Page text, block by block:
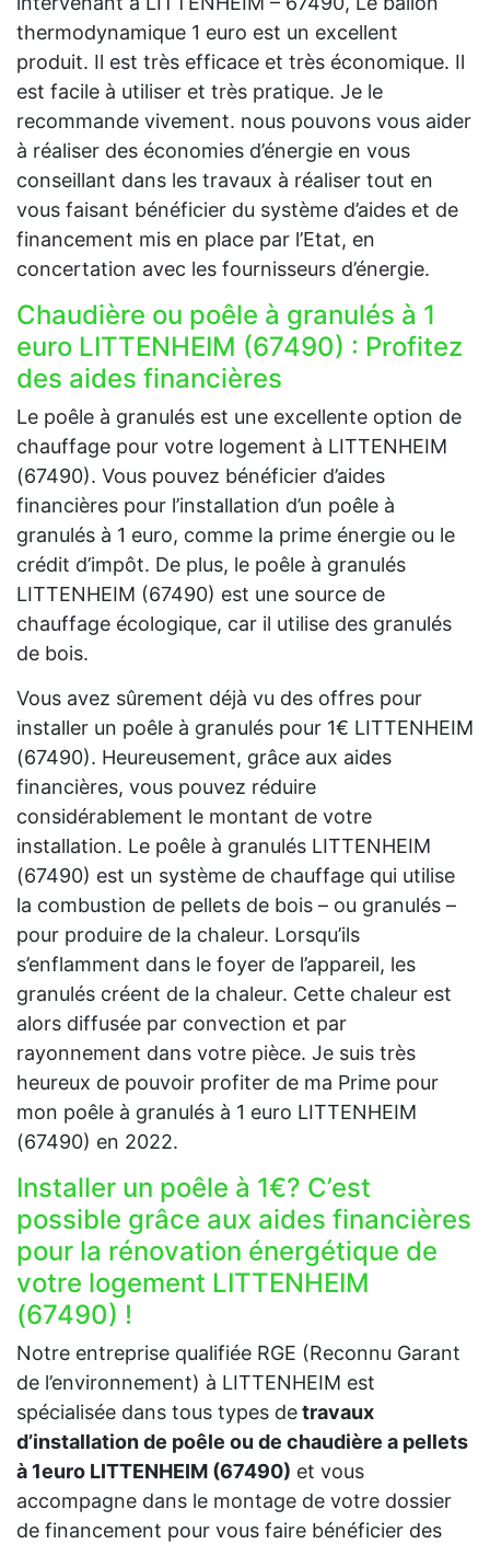
thermodynamique 1 euro est un excellent
produit. Il est très efficace et très économique. Il
est facile à utiliser et très pratique. Je le
recommande vivement. nous pouvons vous aider
à réaliser des économies d’énergie en vous
conseillant dans les travaux à réaliser tout en
vous faisant bénéficier du système d’aides et de
financement mis en place par l’Etat, en
concertation avec les fournisseurs d’énergie.
Chaudière ou poêle à granulés à 1
euro LITTENHEIM (67490) : Profitez
des aides financières
Le poêle à granulés est une excellente option de
chauffage pour votre logement à LITTENHEIM
(67490). Vous pouvez bénéficier d’aides
financières pour l’installation d’un poêle à
granulés à 1 euro, comme la prime énergie ou le
crédit d’impôt. De plus, le poêle à granulés
LITTENHEIM (67490) est une source de
chauffage écologique, car il utilise des granulés
de bois.
Vous avez sûrement déjà vu des offres pour
installer un poêle à granulés pour 1€ LITTENHEIM
(67490). Heureusement, grâce aux aides
financières, vous pouvez réduire
considérablement le montant de votre
installation. Le poêle à granulés LITTENHEIM
(67490) est un système de chauffage qui utilise
la combustion de pellets de bois – ou granulés –
pour produire de la chaleur. Lorsqu’ils
s’enflamment dans le foyer de l’appareil, les
granulés créent de la chaleur. Cette chaleur est
alors diffusée par convection et par
rayonnement dans votre pièce. Je suis très
heureux de pouvoir profiter de ma Prime pour
mon poêle à granulés à 1 euro LITTENHEIM
(67490) en 2022.
Installer un poêle à 1€? C’est
possible grâce aux aides financières
pour la rénovation énergétique de
votre logement LITTENHEIM
(67490) !
Notre entreprise qualifiée RGE (Reconnu Garant
de l’environnement) à LITTENHEIM est
spécialisée dans tous types detravaux
d’installation de poêle ou de chaudière a pellets
à 1euro LITTENHEIM (67490) et vous
accompagne dans le montage de votre dossier
de financement pour vous faire bénéficier des